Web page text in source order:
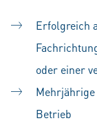
Erfolgreich
oder einer
Betrieb